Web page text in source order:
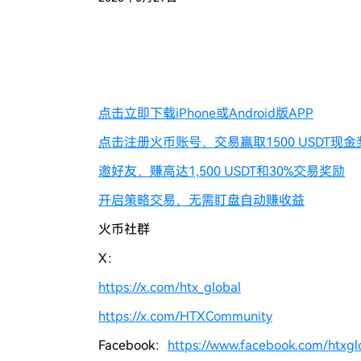
点击立即下载iPhone或Android版APP
点击注册火币账号，交易赢取1500 USDT现金
邀好友，赚高达1,500 USDT和30%交易奖励
开启策略交易，无需盯盘自动赚收益
火币社群
X：
https://x.com/htx_global
https://x.com/HTXCommunity
Facebook： https://www.facebook.com/